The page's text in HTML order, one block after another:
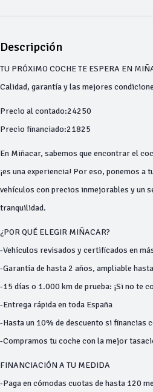
Descripción
TU PRÓXIMO COCHE TE ESPERA EN
Calidad, garantía y las mejores
Precio al contado:24250
Precio financiado:21825
En Miñacar, sabemos que encontrar el
¡es una experiencia! Por eso, ponemos a
vehículos con precios inmejorables y un
tranquilidad.
¿POR QUÉ ELEGIR MIÑACAR?
-Vehículos revisados y certificados en
-Garantía de hasta 2 años, ampliable
-15 días o 1.000 km de prueba: ¡Si no te
-Entrega rápida en toda España
-Hasta un 10% de descuento si financias
-Compramos tu coche con la mejor
FINANCIACIÓN A TU MEDIDA
-Paga en cómodas cuotas de hasta 120